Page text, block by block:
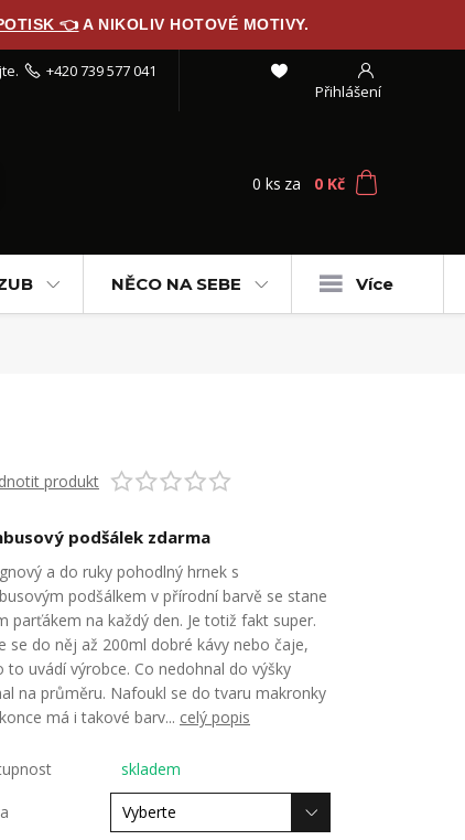
👈 A NIKOLIV HOTOVÉ MOTIVY.
Přihlášení
+420 739 577 041
0 ks za 0 Kč
NĚCO NA SEBE Více
produkt
podšálek zdarma
a do ruky pohodlný hrnek s
podšálkem v přírodní barvě se stane
parťákem na každý den. Je totiž fakt super.
se do něj až 200ml dobré kávy nebo čaje,
to uvádí výrobce. Co nedohnal do výšky
na průměru. Nafoukl se do tvaru makronky
má i takové barv... celý popis
skladem